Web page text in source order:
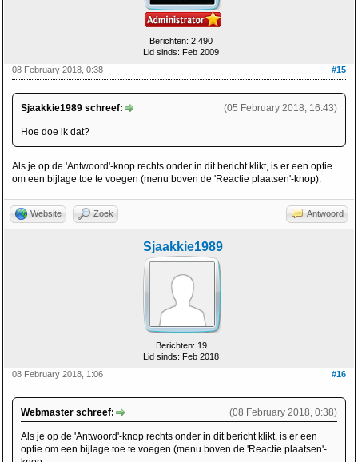
Berichten: 2.490
Lid sinds: Feb 2009
#15
08 February 2018, 0:38
(05 February 2018, 16:43)
Sjaakkie1989 schreef:
Hoe doe ik dat?
Als je op de 'Antwoord'-knop rechts onder in dit bericht klikt, is er een optie
om een bijlage toe te voegen (menu boven de 'Reactie plaatsen'-knop).
Website Zoek Antwoord
Sjaakkie1989
Berichten: 19
Lid sinds: Feb 2018
#16
08 February 2018, 1:06
(08 February 2018, 0:38)
Webmaster schreef:
Als je op de 'Antwoord'-knop rechts onder in dit bericht klikt, is er een
optie om een bijlage toe te voegen (menu boven de 'Reactie plaatsen'-